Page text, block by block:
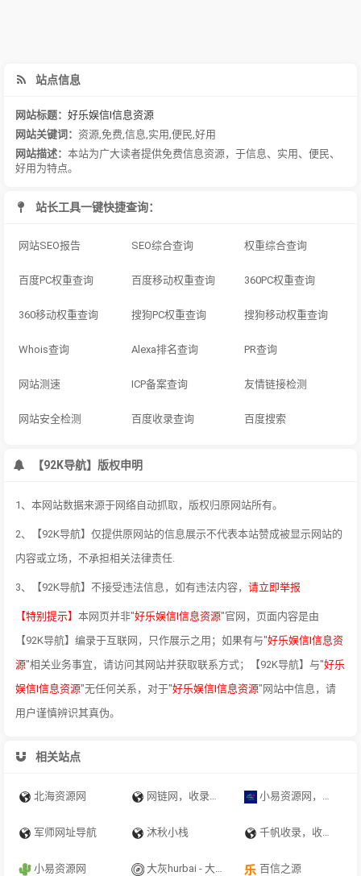
站点信息
网站标题： 好乐娱信I信息资源
网站关键词： 资源 免费 信息 实用 便民 好用
网站描述： 本站为广大读者提供免费信息资源，于信息、实用、便民、
好用为特点。
站长工具一键快捷查询：
网站SEO报告 SEO综合查询 权重综合查询
百度PC权重查询 百度移动权重查询 360PC权重查询
360移动权重查询 搜狗PC权重查询 搜狗移动权重查询
Whois查询 Alexa排名查询 PR查询
网站测速 ICP备案查询 友情链接检测
网站安全检测 百度收录查询 百度搜索
【92K导航】版权申明
1、本网站数据来源于网络自动抓取，版权归原网站所有。
2、【92K导航】仅提供原网站的信息展示不代表本站赞成被显示网站的
内容或立场，不承担相关法律责任.
3、【92K导航】不接受违法信息，如有违法内容， 请立即举报
【特别提示】 本网页并非"好乐娱信I信息资源"官网，页面内容是由
【92K导航】编录于互联网，只作展示之用；如果有与"好乐娱信I信息资
源"相关业务事宜，请访问其网站并获取联系方式；【92K导航】与"好乐
娱信I信息资源"无任何关系，对于"好乐娱信I信息资源"网站中信息，请
用户谨慎辨识其真伪。
相关站点
北海资源网 网链网，收录正规网站网址导航，简约纯净资源网址导航 小易资源网，小易资源站，小易资源库，高新区小易传媒工作室，影视，源码，软件，音乐，防洪系统，域名防红，电脑软件，手机软件，模板主题，网络技术，建站源码，php源码，php，网站源码，网站模板，游戏源码，资源分享，资源
军师网址导航 沐秋小栈 千帆收录，收录正规网站网址导航，简约纯净资源网址导航
小易资源网 大灰hurbai - 大灰Blog、专注于各种资源收集免费分享平台 百信之源